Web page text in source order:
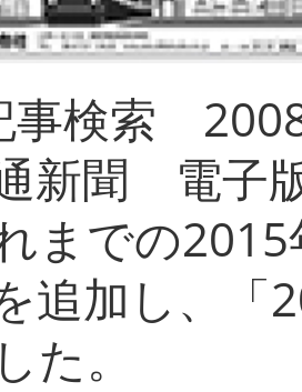
事検索
新聞 電子
までの
追加し、「
まし